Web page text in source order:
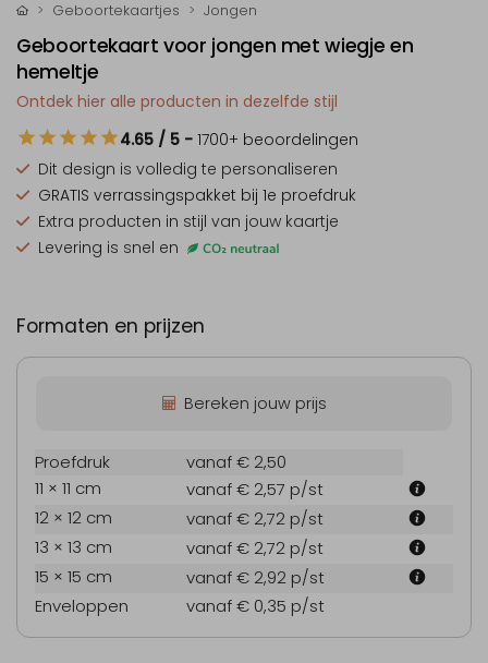
Geboortekaartjes Jongen
Geboortekaart voor jongen met wiegje en
hemeltje
Ontdek hier alle producten in dezelfde stijl
4.65 / 5 - 1700+ beoordelingen
Dit design is volledig te personaliseren
GRATIS verrassingspakket bij 1e proefdruk
Extra producten in stijl van jouw kaartje
Levering is snel en
Formaten en prijzen
Bereken jouw prijs
Proefdruk
vanaf € 2,50
11 × 11 cm
vanaf € 2,57 p/st
12 × 12 cm
vanaf € 2,72 p/st
13 × 13 cm
vanaf € 2,72 p/st
15 × 15 cm
vanaf € 2,92 p/st
Enveloppen
vanaf € 0,35 p/st